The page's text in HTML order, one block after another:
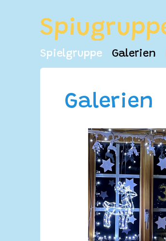
Spielgruppe Galerien
Galerien